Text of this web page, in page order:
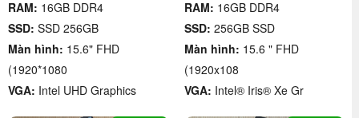
RAM: 16GB DDR4
SSD: SSD 256GB
Màn hình: 15.6" FHD
(1920*1080
VGA: Intel UHD Graphics
RAM: 16GB DDR4
SSD: 256GB SSD
Màn hình: 15.6 " FHD
(1920x108
VGA: Intel® Iris® Xe Gr